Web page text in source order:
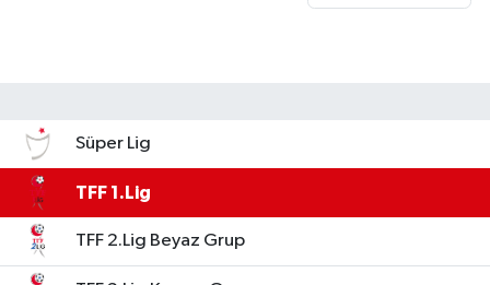
Süper Lig
TFF 1.Lig
TFF 2.Lig Beyaz Grup